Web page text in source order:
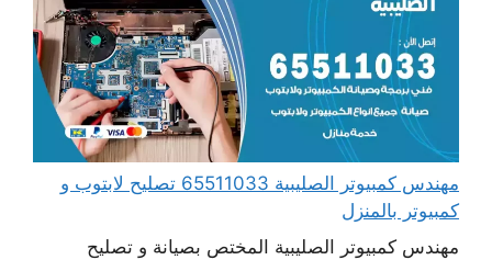
مهندس كمبيوتر الصليبية 65511033 تصليح لابتوب و
كمبيوتر بالمنزل
مهندس كمبيوتر الصليبية المختص بصيانة و تصليح